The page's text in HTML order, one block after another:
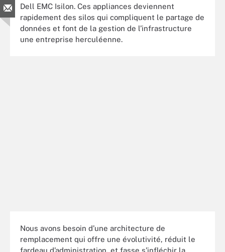
Dell EMC Isilon. Ces appliances deviennent
rapidement des silos qui compliquent le partage de
données et font de la gestion de l’infrastructure
une entreprise herculéenne.
Nous avons besoin d’une architecture de
remplacement qui offre une évolutivité, réduit le
fardeau d’administration, et fasse s’infléchir la